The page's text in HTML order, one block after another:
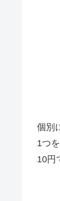
個別
1つ
10円